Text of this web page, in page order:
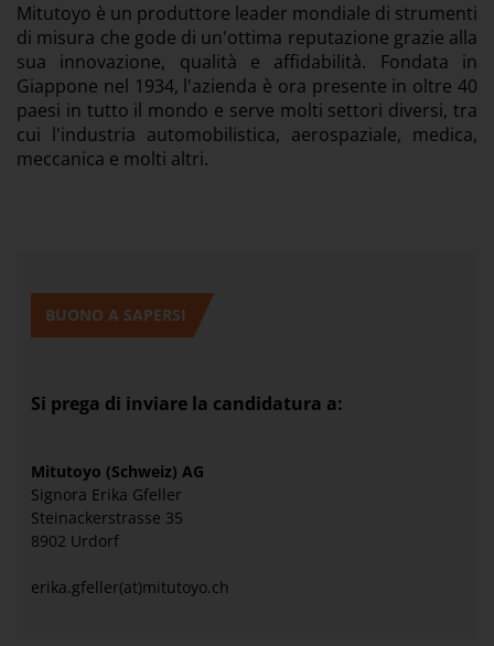
Mitutoyo è un produttore leader mondiale di strumenti
di misura che gode di un'ottima reputazione grazie alla
sua innovazione, qualità e affidabilità. Fondata in
Giappone nel 1934, l'azienda è ora presente in oltre 40
paesi in tutto il mondo e serve molti settori diversi, tra
cui l'industria automobilistica, aerospaziale, medica,
meccanica e molti altri.
BUONO A SAPERSI
Si prega di inviare la candidatura a:
Mitutoyo (Schweiz) AG
Signora Erika Gfeller
Steinackerstrasse 35
8902 Urdorf
erika.gfeller(at)mitutoyo.ch